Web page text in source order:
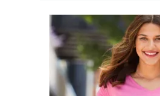
cijena:
od
3,27 €
do
4,13 €